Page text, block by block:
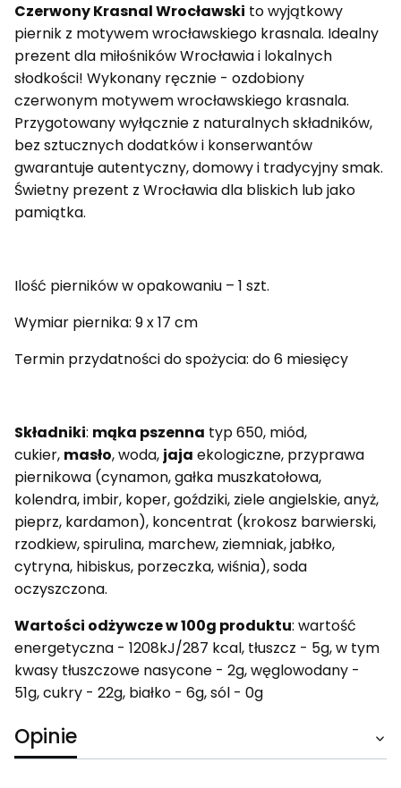
Czerwony Krasnal Wrocławski towyjątkowy
piernik z motywem wrocławskiego krasnala. Idealny
prezent dla miłośników Wrocławia i lokalnych
słodkości! Wykonany ręcznie - ozdobiony
czerwonym motywem wrocławskiego krasnala.
Przygotowany wyłącznie z naturalnych składników,
bez sztucznych dodatków i konserwantów
gwarantuje autentyczny, domowy i tradycyjny smak.
Świetny prezent z Wrocławia dla bliskich lub jako
pamiątka.
Ilość pierników w opakowaniu – 1 szt.
Wymiar piernika: 9 x 17 cm
Termin przydatności do spożycia: do 6 miesięcy
Składniki: mąka pszenna typ 650, miód,
cukier, masło, woda, jaja ekologiczne, przyprawa
piernikowa (cynamon, gałka muszkatołowa,
kolendra, imbir, koper, goździki, ziele angielskie, anyż,
pieprz, kardamon), koncentrat (krokosz barwierski,
rzodkiew, spirulina, marchew, ziemniak, jabłko,
cytryna, hibiskus, porzeczka, wiśnia), soda
oczyszczona.
Wartości odżywcze w 100g produktu: wartość
energetyczna - 1208kJ/287 kcal, tłuszcz - 5g, w tym
kwasy tłuszczowe nasycone - 2g, węglowodany -
51g, cukry - 22g, białko - 6g, sól - 0g
Opinie